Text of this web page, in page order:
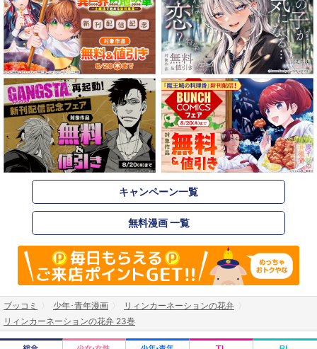
キャンペーン一覧
無料漫画 一覧
ブッコミ 少年･青年漫画
リィンカーネーションの花弁
リィンカーネーションの花弁 23巻